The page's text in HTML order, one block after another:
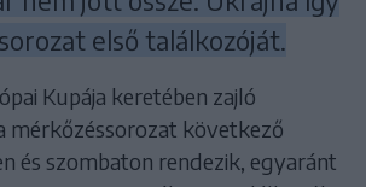
első találkozóját.
Kupája keretében zajló
mérkőzéssorozat következő
és szombaton rendezik, egyaránt